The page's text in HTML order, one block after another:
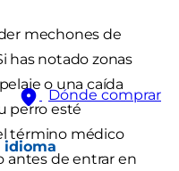
Dónde comprar
idioma
mechones de
has notado zonas
o una caída
perro esté
término médico
antes de entrar en